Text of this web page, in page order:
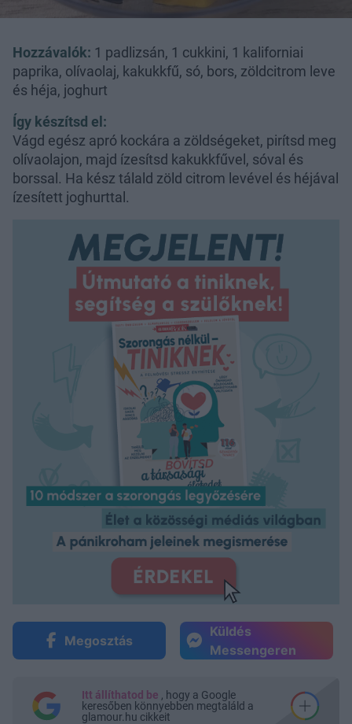
Hozzávalók: 1 padlizsán, 1 cukkini, 1 kaliforniai
paprika, olívaolaj, kakukkfű, só, bors, zöldcitrom leve
és héja, joghurt
Így készítsd el:
Vágd egész apró kockára a zöldségeket, pirítsd meg
olívaolajon, majd ízesítsd kakukkfűvel, sóval és
borssal. Ha kész tálald zöld citrom levével és héjával
ízesített joghurttal.
Megosztás
Küldés
Messengeren
Itt állíthatod be , hogy a Google
keresőben könnyebben megtaláld a
glamour.hu cikkeit